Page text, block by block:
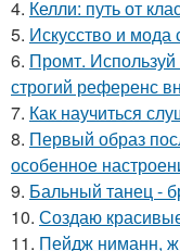
4. Келли: путь от
5. Искусство и мода
6. Промт.
строгий референс
7. Как научиться
8. Первый образ
особенное
9. Бальный танец -
10. Создаю
11. Пейдж ниманн,